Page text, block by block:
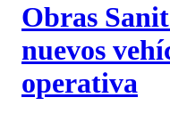
Obras
nuevos
operativa